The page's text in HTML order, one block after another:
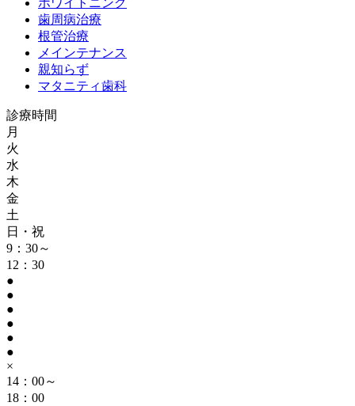
ホワイトニング
歯周病治療
根管治療
メインテナンス
親知らず
マタニティ歯科
診療時間
月
火
水
木
金
土
日・祝
9：30～
12：30
●
●
●
●
●
●
×
14：00～
18：00